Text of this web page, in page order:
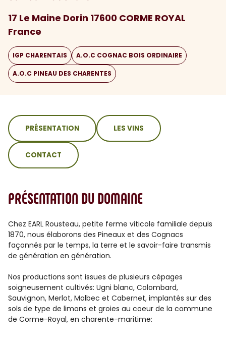
17 Le Maine Dorin 17600 CORME ROYAL
France
IGP CHARENTAIS A.O.C COGNAC BOIS ORDINAIRE
A.O.C PINEAU DES CHARENTES
sommaire
PRÉSENTATION LES VINS
CONTACT
PRÉSENTATION DU DOMAINE
Chez EARL Rousteau, petite ferme viticole familiale depuis
1870, nous élaborons des Pineaux et des Cognacs
façonnés par le temps, la terre et le savoir-faire transmis
de génération en génération.
Nos productions sont issues de plusieurs cépages
soigneusement cultivés: Ugni blanc, Colombard,
Sauvignon, Merlot, Malbec et Cabernet, implantés sur des
sols de type de limons et groies au coeur de la commune
de Corme-Royal, en charente-maritime: